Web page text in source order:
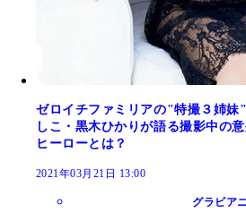
ゼロイチファミリアの"特撮３姉妹
しこ・黒木ひかりが語る撮影中の
ヒーローとは？
2021年03月21日 13:00
グラビア